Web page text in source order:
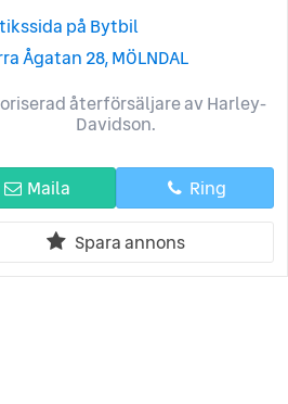
på Bytbil
Ågatan 28, MÖLNDAL
återförsäljare av Harley-
Davidson.
Maila Ring
Spara annons